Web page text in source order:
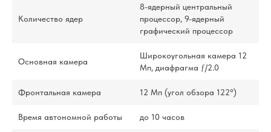
Количество ядер
8-ядерный центральный
процессор, 9-ядерный
графический процессор
Основная камера
Широкоугольная камера 12
Мп, диафрагма ƒ/2.0
Фронтальная камера 12 Мп (угол обзора 122°)
Время автономной работы до 10 часов